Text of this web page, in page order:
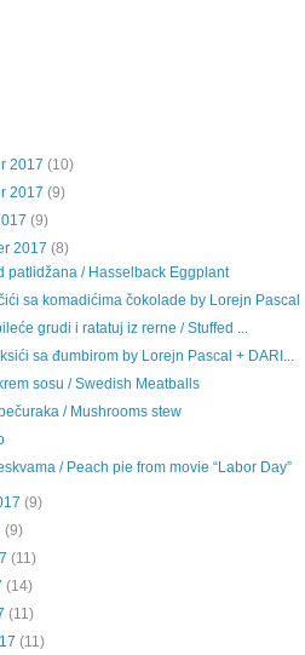
2017 (10)
2017 (9)
(9)
2017 (8)
patlidžana / Hasselback Eggplant
sa komadićima čokolade by Lorejn Pascal
grudi i ratatuj iz rerne / Stuffed ...
sa đumbirom by Lorejn Pascal + DARI...
sosu / Swedish Meatballs
/ Mushrooms stew
/ Peach pie from movie “Labor Day”
(9)
(9)
(11)
(14)
(11)
(11)